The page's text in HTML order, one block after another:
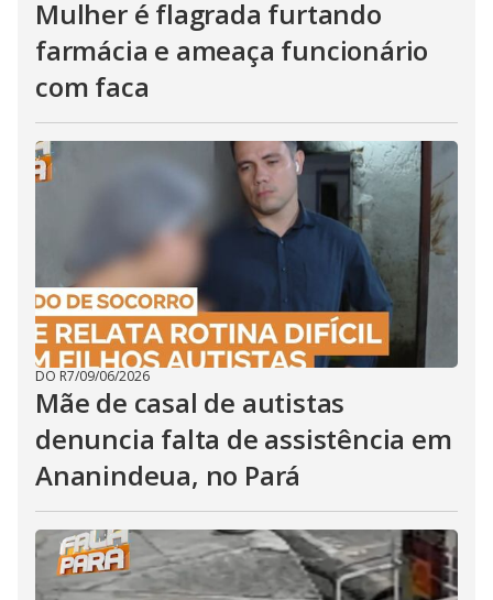
Mulher é flagrada furtando
farmácia e ameaça funcionário
com faca
DO R7/09/06/2026
Mãe de casal de autistas
denuncia falta de assistência em
Ananindeua, no Pará